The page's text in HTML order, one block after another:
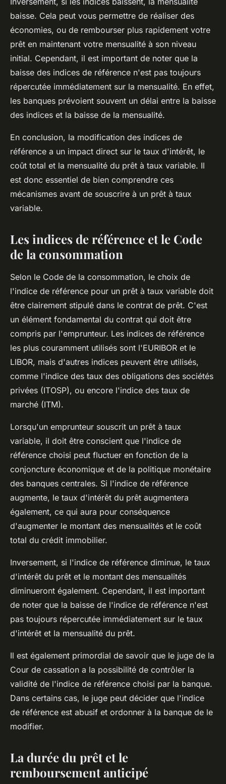
baisse. Cela peut vous permettre de réaliser des
économies, ou de rembourser plus rapidement votre
prêt en maintenant votre mensualité à son niveau
initial. Cependant, il est important de noter que la
baisse des indices de référence n'est pas toujours
répercutée immédiatement sur la mensualité. En effet,
les banques prévoient souvent un délai entre la baisse
des indices et la baisse de la mensualité.
En conclusion, la modification des indices de
référence a un impact direct sur le taux d'intérêt, le
coût total et la mensualité du prêt à taux variable. Il
est donc essentiel de bien comprendre ces
mécanismes avant de souscrire à un prêt à taux
variable.
Les indices de référence et le Code
de la consommation
Selon le Code de la consommation, le choix de
l'indice de référence pour un prêt à taux variable doit
être clairement stipulé dans le contrat de prêt. C'est
un élément fondamental du contrat qui doit être
compris par l'emprunteur. Les indices de référence
les plus couramment utilisés sont l'EURIBOR et le
LIBOR, mais d'autres indices peuvent être utilisés,
comme l'indice des taux des obligations des sociétés
privées (ITOSP), ou encore l'indice des taux de
marché (ITM).
Lorsqu'un emprunteur souscrit un prêt à taux
variable, il doit être conscient que l'indice de
référence choisi peut fluctuer en fonction de la
conjoncture économique et de la politique monétaire
des banques centrales. Si l'indice de référence
augmente, le taux d'intérêt du prêt augmentera
également, ce qui aura pour conséquence
d'augmenter le montant des mensualités et le coût
total du crédit immobilier.
Inversement, si l'indice de référence diminue, le taux
d'intérêt du prêt et le montant des mensualités
diminueront également. Cependant, il est important
de noter que la baisse de l'indice de référence n'est
pas toujours répercutée immédiatement sur le taux
d'intérêt et la mensualité du prêt.
Il est également primordial de savoir que le juge de la
Cour de cassation a la possibilité de contrôler la
validité de l'indice de référence choisi par la banque.
Dans certains cas, le juge peut décider que l'indice
de référence est abusif et ordonner à la banque de le
modifier.
La durée du prêt et le
remboursement anticipé